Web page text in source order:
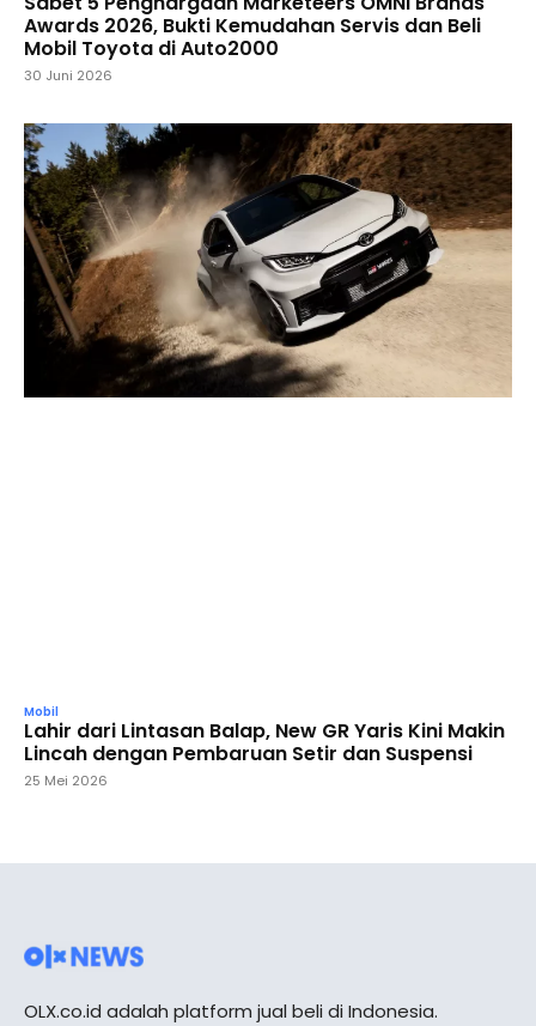
Awards 2026, Bukti Kemudahan Servis dan Beli
Mobil Toyota di Auto2000
30 Juni 2026
Mobil
Lahir dari Lintasan Balap, New GR Yaris Kini Makin
Lincah dengan Pembaruan Setir dan Suspensi
25 Mei 2026
OLX.co.id adalah platform jual beli di Indonesia.